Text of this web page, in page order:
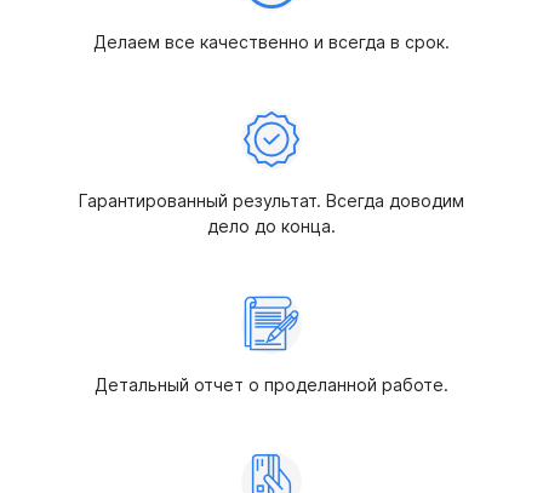
Делаем все качественно и всегда в срок.
Гарантированный результат. Всегда доводим
дело до конца.
Детальный отчет о проделанной работе.